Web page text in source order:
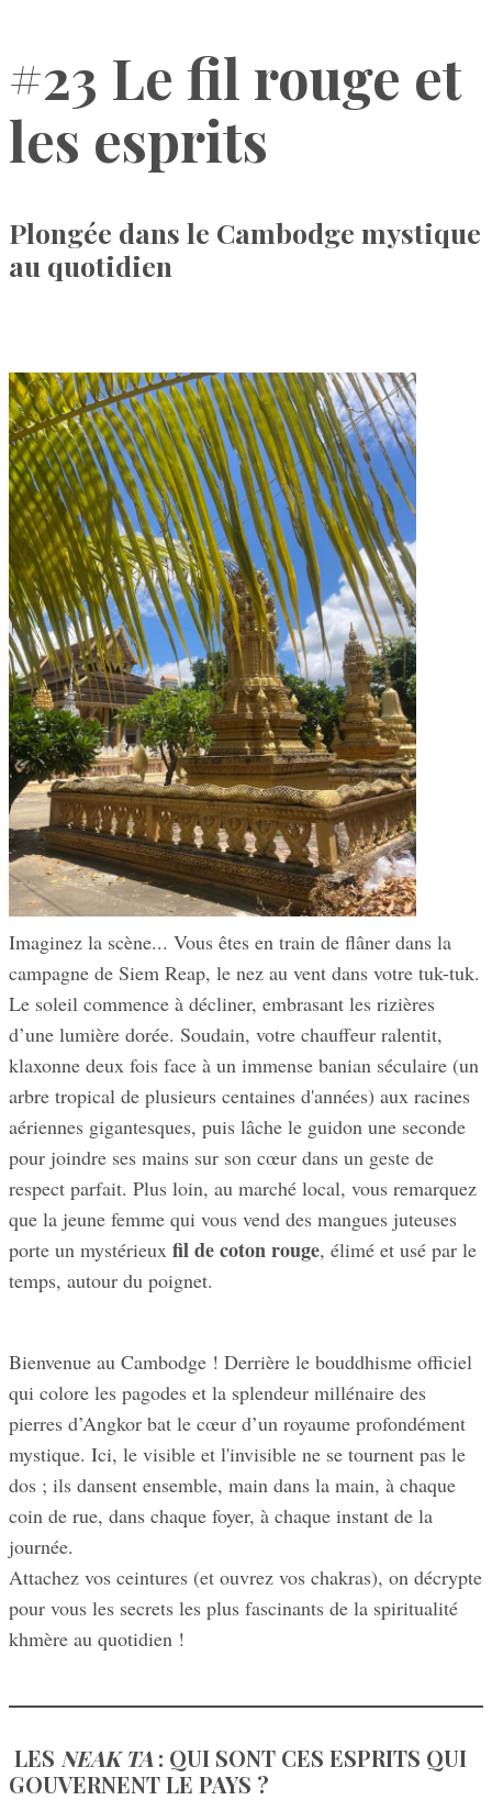
#23 Le fil rouge et
les esprits
Plongée dans le Cambodge mystique
au quotidien
Imaginez la scène... Vous êtes en train de flâner dans la
campagne de Siem Reap, le nez au vent dans votre tuk-tuk.
Le soleil commence à décliner, embrasant les rizières
d’une lumière dorée. Soudain, votre chauffeur ralentit,
klaxonne deux fois face à un immense banian séculaire (un
arbre tropical de plusieurs centaines d'années) aux racines
aériennes gigantesques, puis lâche le guidon une seconde
pour joindre ses mains sur son cœur dans un geste de
respect parfait. Plus loin, au marché local, vous remarquez
que la jeune femme qui vous vend des mangues juteuses
porte un mystérieux fil de coton rouge, élimé et usé par le
temps, autour du poignet.
Bienvenue au Cambodge ! Derrière le bouddhisme officiel
qui colore les pagodes et la splendeur millénaire des
pierres d’Angkor bat le cœur d’un royaume profondément
mystique. Ici, le visible et l'invisible ne se tournent pas le
dos ; ils dansent ensemble, main dans la main, à chaque
coin de rue, dans chaque foyer, à chaque instant de la
journée.
Attachez vos ceintures (et ouvrez vos chakras), on décrypte
pour vous les secrets les plus fascinants de la spiritualité
khmère au quotidien !
LES NEAK TA : QUI SONT CES ESPRITS QUI
GOUVERNENT LE PAYS ?